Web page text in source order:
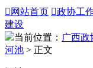
 网站首页 政协工
建设
当前位置： 广西政
河池 > 正文